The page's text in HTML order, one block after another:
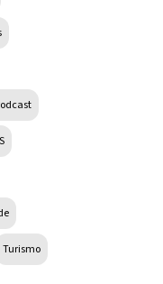
Turismo